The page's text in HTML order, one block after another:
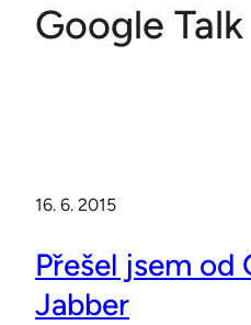
Google Talk
16. 6. 2015
Přešel jsem od
Jabber